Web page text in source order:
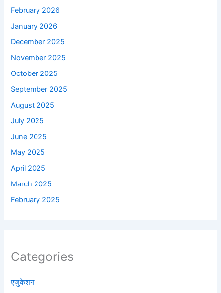
February 2026
January 2026
December 2025
November 2025
October 2025
September 2025
August 2025
July 2025
June 2025
May 2025
April 2025
March 2025
February 2025
Categories
एजुकेशन